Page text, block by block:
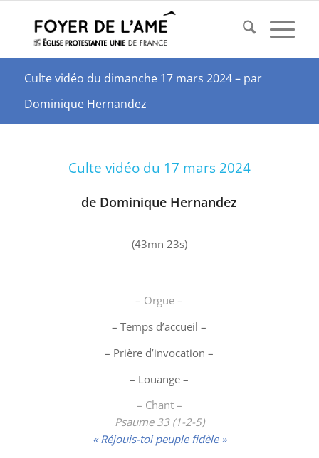
Culte vidéo du dimanche 17 mars 2024 – par
Dominique Hernandez
Culte vidéo du 17 mars 2024
de Dominique Hernandez
(43mn 23s)
– Orgue –
– Temps d’accueil –
– Prière d’invocation –
– Louange –
– Chant –
Psaume 33 (1-2-5)
« Réjouis-toi peuple fidèle »